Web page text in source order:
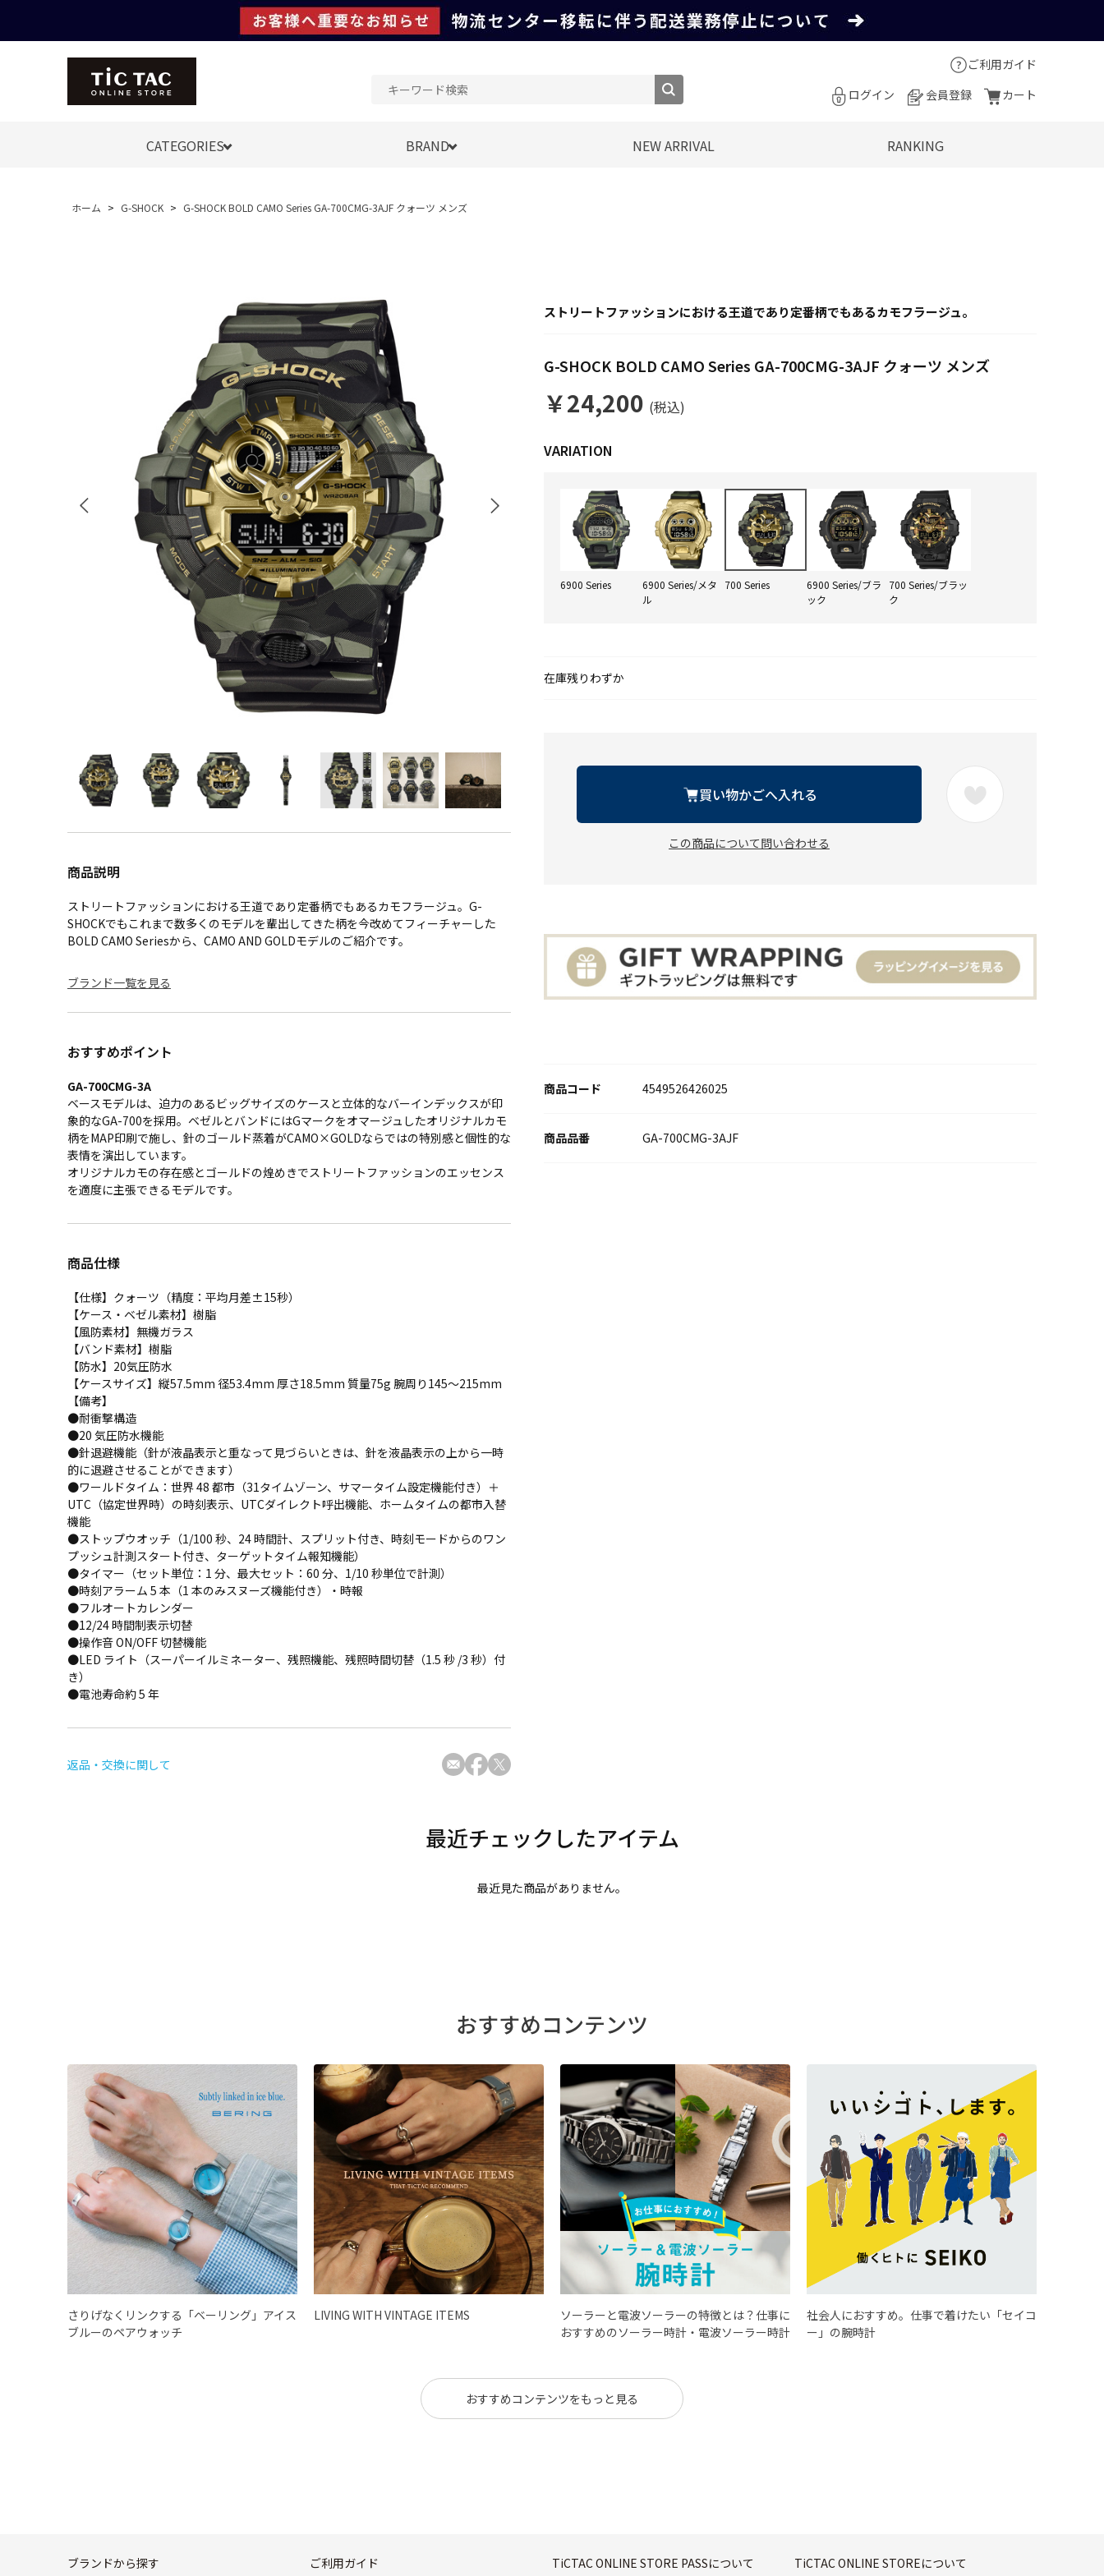
ご利用ガイド
ログイン
会員登録 カート
CATEGORIES BRAND NEW ARRIVAL RANKING
ホーム > G-SHOCK > G-SHOCK BOLD CAMO Series GA-700CMG-3AJF クォーツ メンズ
商品説明
ストリートファッションにおける王道であり定番柄でもあるカモフラージュ。G-
SHOCKでもこれまで数多くのモデルを輩出してきた柄を今改めてフィーチャーした
BOLD CAMO Seriesから、CAMO AND GOLDモデルのご紹介です。
ブランド一覧を見る
おすすめポイント
GA-700CMG-3A
ベースモデルは、迫力のあるビッグサイズのケースと立体的なバーインデックスが印
象的なGA-700を採用。ベゼルとバンドにはGマークをオマージュしたオリジナルカモ
柄をMAP印刷で施し、針のゴールド蒸着がCAMO×GOLDならではの特別感と個性的な
表情を演出しています。
オリジナルカモの存在感とゴールドの煌めきでストリートファッションのエッセンス
を適度に主張できるモデルです。
商品仕様
【仕様】クォーツ（精度：平均月差±15秒）
【ケース・ベゼル素材】樹脂
【風防素材】無機ガラス
【バンド素材】樹脂
【防水】20気圧防水
【ケースサイズ】縦57.5mm 径53.4mm 厚さ18.5mm 質量75g 腕周り145～215mm
【備考】
●耐衝撃構造
●20 気圧防水機能
●針退避機能（針が液晶表示と重なって見づらいときは、針を液晶表示の上から一時
的に退避させることができます）
●ワールドタイム：世界 48 都市（31タイムゾーン、サマータイム設定機能付き）＋
UTC（協定世界時）の時刻表示、UTCダイレクト呼出機能、ホームタイムの都市入替
機能
●ストップウオッチ（1/100 秒、24 時間計、スプリット付き、時刻モードからのワン
プッシュ計測スタート付き、ターゲットタイム報知機能）
●タイマー（セット単位：1 分、最大セット：60 分、1/10 秒単位で計測）
●時刻アラーム 5 本（1 本のみスヌーズ機能付き）・時報
●フルオートカレンダー
●12/24 時間制表示切替
●操作音 ON/OFF 切替機能
●LED ライト（スーパーイルミネーター、残照機能、残照時間切替（1.5 秒 /3 秒）付
き）
●電池寿命約 5 年
返品・交換に関して
ストリートファッションにおける王道であり定番柄でもあるカモフラージュ。
G-SHOCK BOLD CAMO Series GA-700CMG-3AJF クォーツ メンズ
￥24,200 (税込)
商品コード 4549526426025
GA-700CMG-3AJF
在庫残りわずか
6900 Series
6900 Series/メタ
ル
700 Series
6900 Series/ブラ
ック
700 Series/ブラッ
ク
買い物かごへ入れる
この商品について問い合わせる
最近見た商品がありません。
おすすめコンテンツ
さりげなくリンクする「ベーリング」アイス
ブルーのペアウォッチ
LIVING WITH VINTAGE ITEMS
ソーラーと電波ソーラーの特徴とは？仕事に
おすすめのソーラー時計・電波ソーラー時計
社会人におすすめ。仕事で着けたい「セイコ
ー」の腕時計
おすすめコンテンツをもっと見る
ブランドから探す ご利用ガイド TiCTAC ONLINE STORE PASSについて TiCTAC ONLINE STOREについて